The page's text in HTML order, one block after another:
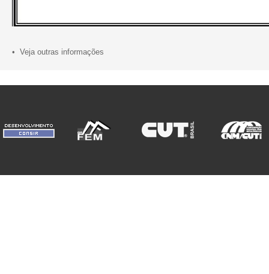
• Veja outras informações